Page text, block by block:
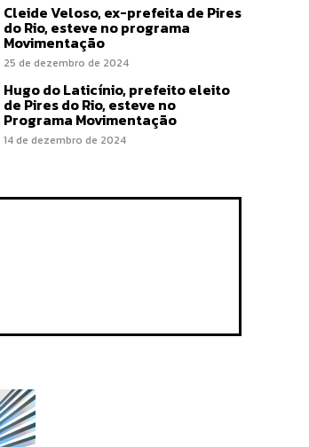
Cleide Veloso, ex-prefeita de Pires
do Rio, esteve no programa
Movimentação
25 de dezembro de 2024
Hugo do Laticínio, prefeito eleito
de Pires do Rio, esteve no
Programa Movimentação
14 de dezembro de 2024